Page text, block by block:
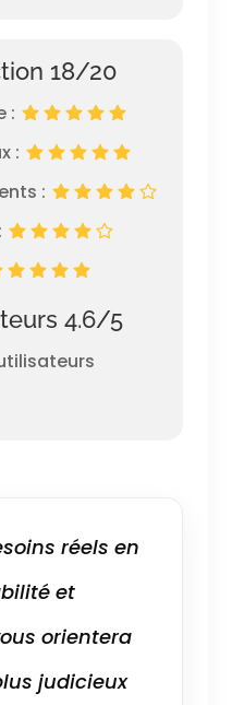
18/20
:
:
:
4.6/5
réels en
et
orientera
judicieux